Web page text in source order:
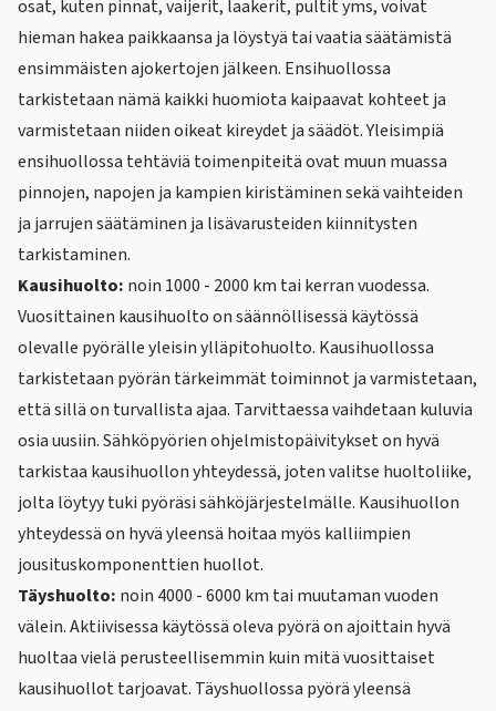
osat, kuten pinnat, vaijerit, laakerit, pultit yms, voivat
hieman hakea paikkaansa ja löystyä tai vaatia säätämistä
ensimmäisten ajokertojen jälkeen. Ensihuollossa
tarkistetaan nämä kaikki huomiota kaipaavat kohteet ja
varmistetaan niiden oikeat kireydet ja säädöt. Yleisimpiä
ensihuollossa tehtäviä toimenpiteitä ovat muun muassa
pinnojen, napojen ja kampien kiristäminen sekä vaihteiden
ja jarrujen säätäminen ja lisävarusteiden kiinnitysten
tarkistaminen.
Kausihuolto: noin 1000 - 2000 km tai kerran vuodessa.
Vuosittainen kausihuolto on säännöllisessä käytössä
olevalle pyörälle yleisin ylläpitohuolto. Kausihuollossa
tarkistetaan pyörän tärkeimmät toiminnot ja varmistetaan,
että sillä on turvallista ajaa. Tarvittaessa vaihdetaan kuluvia
osia uusiin. Sähköpyörien ohjelmistopäivitykset on hyvä
tarkistaa kausihuollon yhteydessä, joten valitse huoltoliike,
jolta löytyy tuki pyöräsi sähköjärjestelmälle. Kausihuollon
yhteydessä on hyvä yleensä hoitaa myös kalliimpien
jousituskomponenttien huollot.
Täyshuolto: noin 4000 - 6000 km tai muutaman vuoden
välein. Aktiivisessa käytössä oleva pyörä on ajoittain hyvä
huoltaa vielä perusteellisemmin kuin mitä vuosittaiset
kausihuollot tarjoavat. Täyshuollossa pyörä yleensä